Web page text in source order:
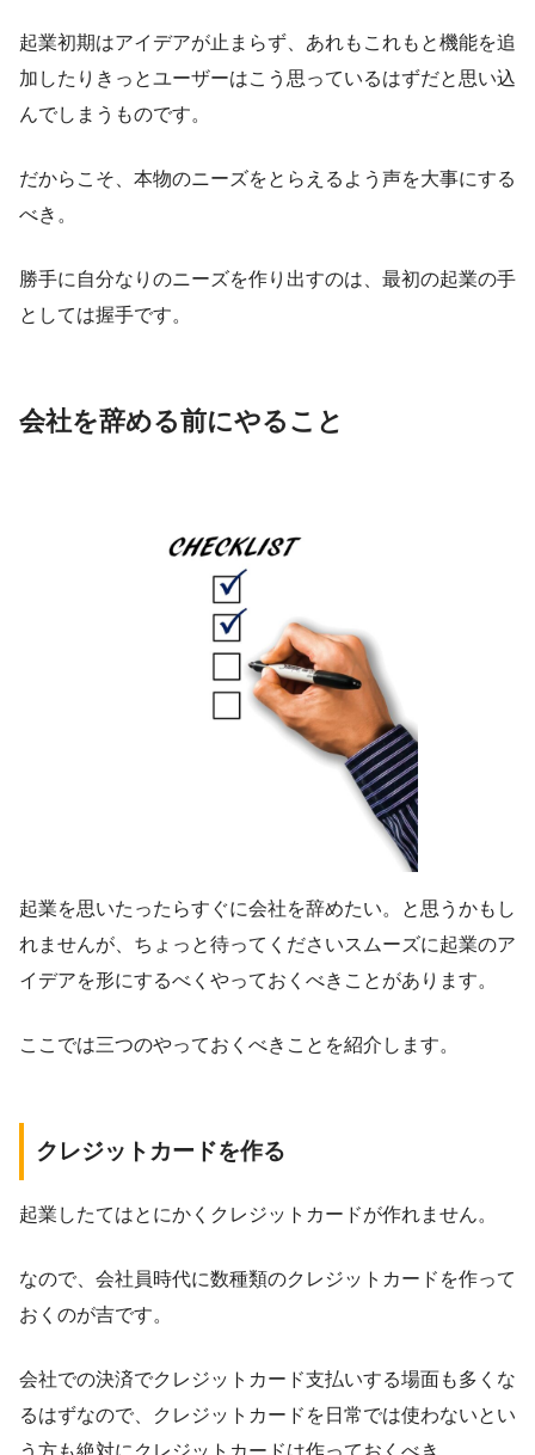
起業初期はアイデアが止まらず、あれもこれもと機能を追
加したりきっとユーザーはこう思っているはずだと思い込
んでしまうものです。
だからこそ、本物のニーズをとらえるよう声を大事にする
べき。
勝手に自分なりのニーズを作り出すのは、最初の起業の手
としては握手です。
会社を辞める前にやること
起業を思いたったらすぐに会社を辞めたい。と思うかもし
れませんが、ちょっと待ってくださいスムーズに起業のア
イデアを形にするべくやっておくべきことがあります。
ここでは三つのやっておくべきことを紹介します。
クレジットカードを作る
起業したてはとにかくクレジットカードが作れません。
なので、会社員時代に数種類のクレジットカードを作って
おくのが吉です。
会社での決済でクレジットカード支払いする場面も多くな
るはずなので、クレジットカードを日常では使わないとい
う方も絶対にクレジットカードは作っておくべき。